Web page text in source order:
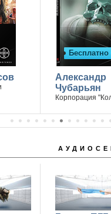
Бесплатно
Александр
Чубарьян
Корпорация